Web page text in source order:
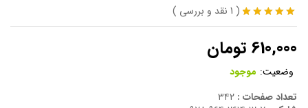
امتیاز5.00
1
مشتری
(
1 نقد و بررسی )
610,000 تومان
وضعیت: موجود
تعداد صفحات :